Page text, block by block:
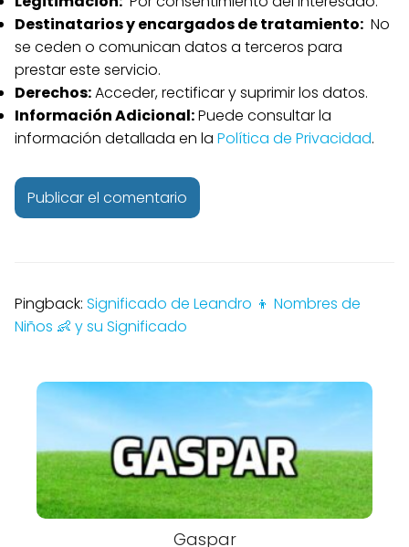
Pingback: Significado de Leandro 👦 Nombres de
Niños 👶 y su Significado
Destinatarios y encargados de tratamiento: No
se ceden o comunican datos a terceros para
prestar este servicio.
Derechos:Acceder, rectificar y suprimir los datos.
Información Adicional:Puede consultar la
información detallada en la Política de Privacidad.
Gaspar